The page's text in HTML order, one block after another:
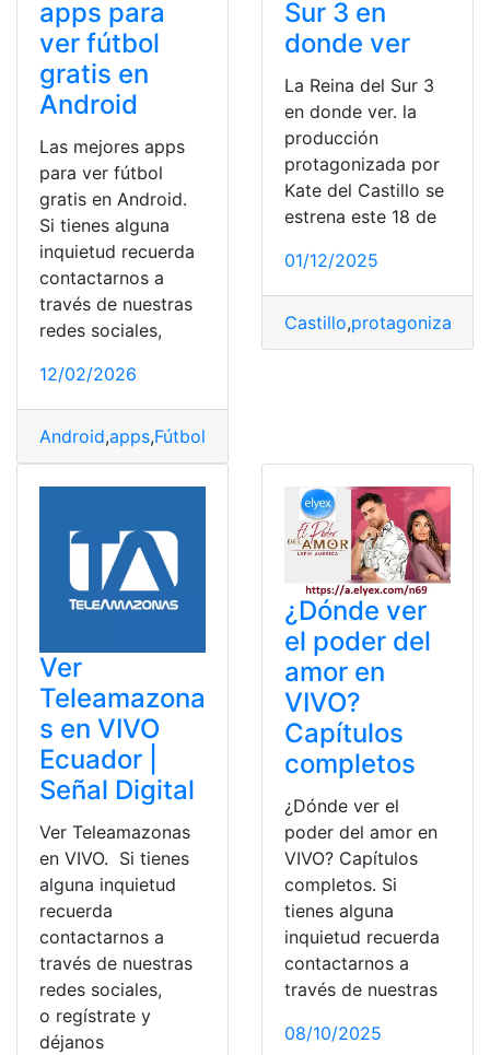
apps para
ver fútbol
gratis en
Android
Las mejores apps
para ver fútbol
gratis en Android.
Si tienes alguna
inquietud recuerda
contactarnos a
través de nuestras
redes sociales,
12/02/2026
Android,apps,Fútbol
Sur 3 en
donde ver
La Reina del Sur 3
en donde ver. la
producción
protagonizada por
Kate del Castillo se
estrena este 18 de
01/12/2025
Castillo,protagonizada
Ver
Teleamazona
s en VIVO
Ecuador |
Señal Digital
Ver Teleamazonas
en VIVO. Si tienes
alguna inquietud
recuerda
contactarnos a
través de nuestras
redes sociales,
o regístrate y
déjanos
¿Dónde ver
el poder del
amor en
VIVO?
Capítulos
completos
¿Dónde ver el
poder del amor en
VIVO? Capítulos
completos. Si
tienes alguna
inquietud recuerda
contactarnos a
través de nuestras
08/10/2025